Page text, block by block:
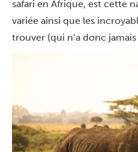
safari en Afrique, est cette
variée ainsi que les
trouver (qui n’a donc